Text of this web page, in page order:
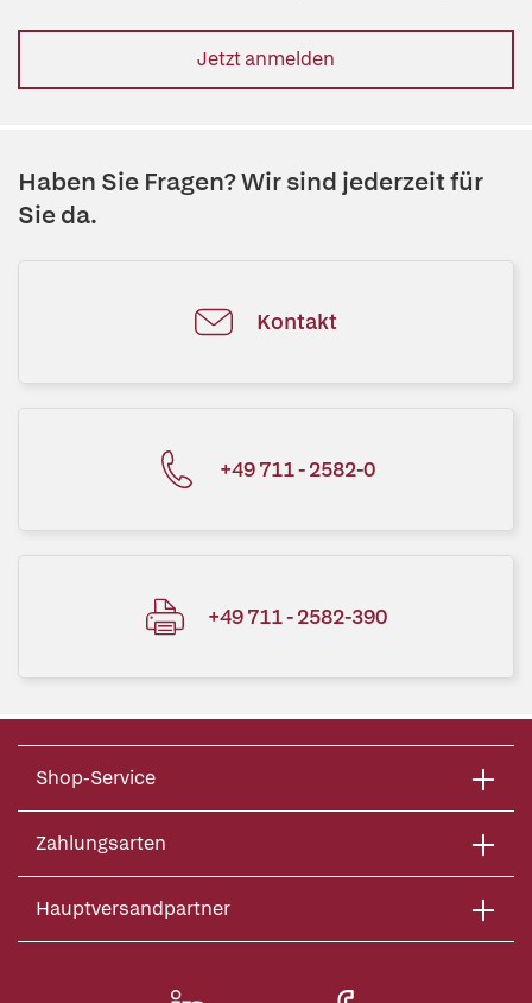
Jetzt anmelden
Haben Sie Fragen? Wir sind jederzeit für
Sie da.
Kontakt
+49 711 - 2582-0
+49 711 - 2582-390
Shop-Service
Zahlungsarten
Hauptversandpartner